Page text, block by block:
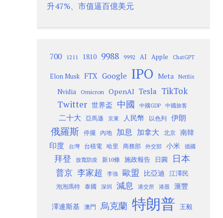
升47%、市值逼百億美元
700 1211 1810 9988 9992 AI Apple ChatGPT
Elon Musk FTX Google IPO Meta Netflix
Nvidia Omicron OpenAI Tesla TikTok
Twitter 世界盃 中國 中國GDP 中國旅客
二十大 亞馬遜 京東 人民幣 以色列 伊朗
俄羅斯 停擺 內地 加息 加拿大 北京
南韓
印度
台灣 台積電 哈里 商務部 外交部 小米 德國
拜登 放寬防疫 新10條 施政報告 日圓 日本
普京 李家超 李強 歐盟 比亞迪 江澤民
泡泡瑪特 泰國 深圳 減息 港交所 港股 滙豐
澤連斯基 澳門 烏克蘭 特朗普 王毅